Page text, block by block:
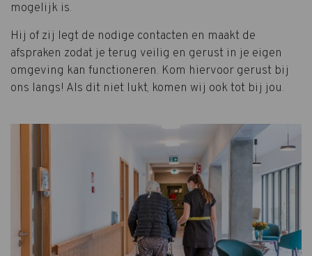
mogelijk is.
Hij of zij legt de nodige contacten en maakt de
afspraken zodat je terug veilig en gerust in je eigen
omgeving kan functioneren. Kom hiervoor gerust bij
ons langs! Als dit niet lukt, komen wij ook tot bij jou.